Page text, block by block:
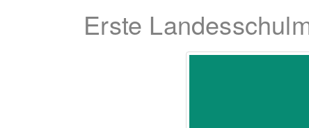
Erste